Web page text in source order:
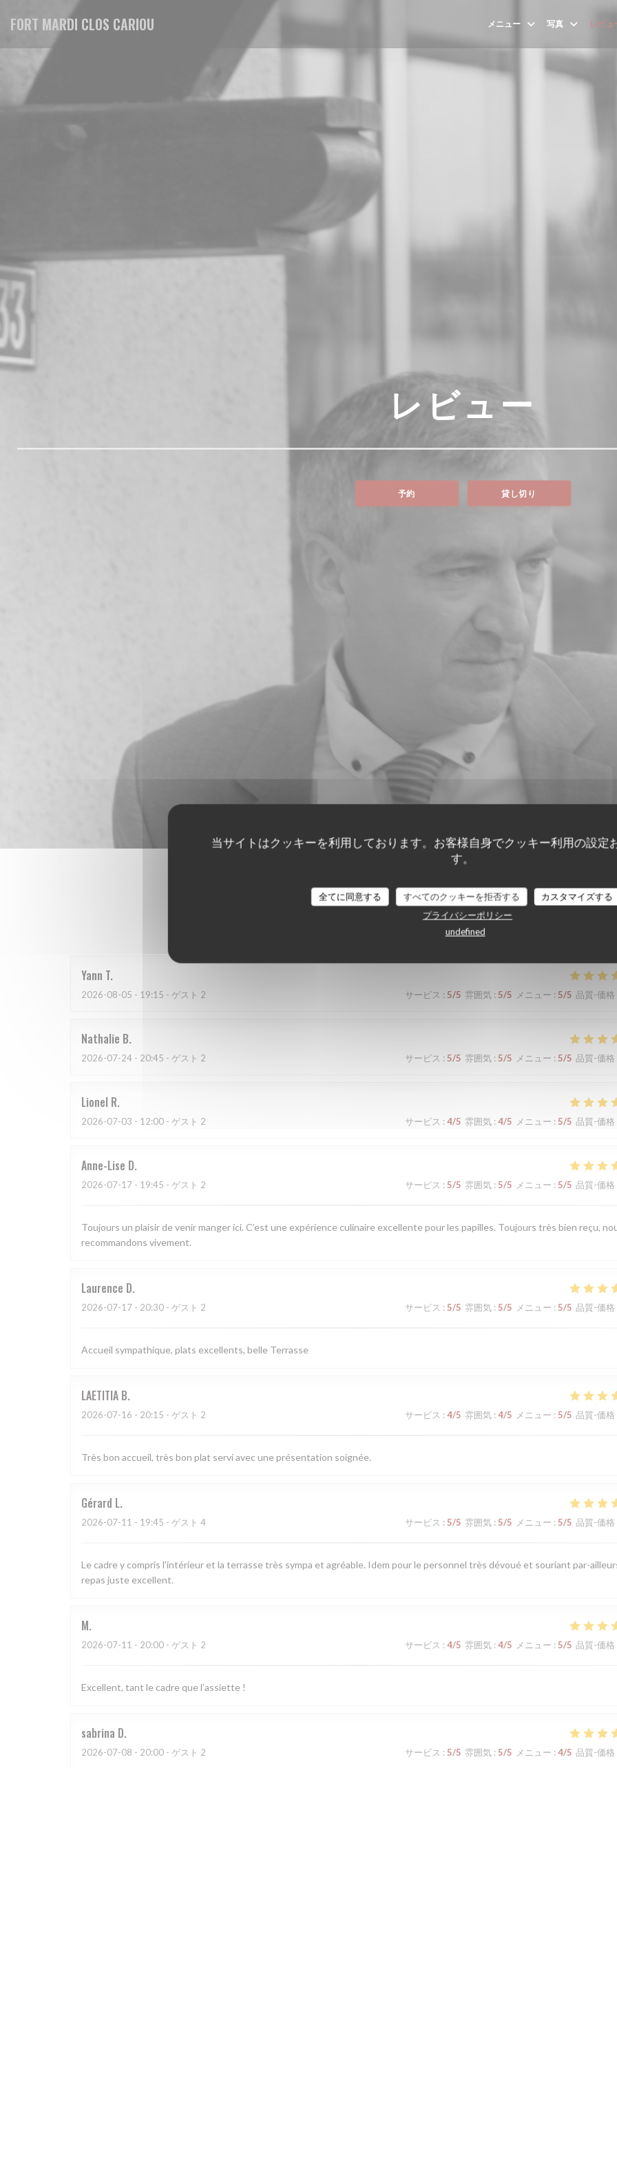
当サイトはクッキーを利用しております。お客様自身でクッキー利用の設定
す。
全てに同意する すべてのクッキーを拒否する
カスタマイズする
プライバシーポリシー
undefined
FORT MARDI CLOS CARIOU メニュー 写真 レビュ
レビュー
予約 貸し切り
顧客の評価
Yann T
2026-08-05 - 19:15 - ゲスト 2 サービス : 5/5 雰囲気 : 5/5 メニュー : 5/5 品質-価格
Nathalie B
2026-07-24 - 20:45 - ゲスト 2 サービス : 5/5 雰囲気 : 5/5 メニュー : 5/5 品質-価格
Lionel R
2026-07-03 - 12:00 - ゲスト 2 サービス :4/5 雰囲気 : 4/5 メニュー :5/5 品質-価格
Anne-Lise D
2026-07-17 - 19:45 - ゲスト 2 サービス : 5/5 雰囲気 : 5/5 メニュー : 5/5 品質-価格
Toujours un plaisir de venir manger ici. C’est une expérience culinaire excellente pour les papilles. Toujours très bien reçu,
recommandons vivement.
Laurence D
2026-07-17 - 20:30 - ゲスト 2 サービス : 5/5 雰囲気 : 5/5 メニュー : 5/5 品質-価格
Accueil sympathique, plats excellents, belle Terrasse
LAETITIA B
2026-07-16 - 20:15 - ゲスト 2 サービス : 4/5 雰囲気 : 4/5 メニュー : 5/5 品質-価格
Très bon accueil, très bon plat servi avec une présentation soignée.
Gérard L
2026-07-11 - 19:45 - ゲスト 4 サービス : 5/5 雰囲気 : 5/5 メニュー : 5/5 品質-価格
Le cadre y compris l'intérieur et la terrasse très sympa et agréable. Idem pour le personnel très dévoué et souriant par-
repas juste excellent.
M
2026-07-11 - 20:00 - ゲスト 2 サービス : 4/5 雰囲気 : 4/5 メニュー : 5/5 品質-価格
Excellent, tant le cadre que l’assiette !
sabrina D
2026-07-08 - 20:00 - ゲスト 2 サービス : 5/5 雰囲気 : 5/5 メニュー : 4/5 品質-価格